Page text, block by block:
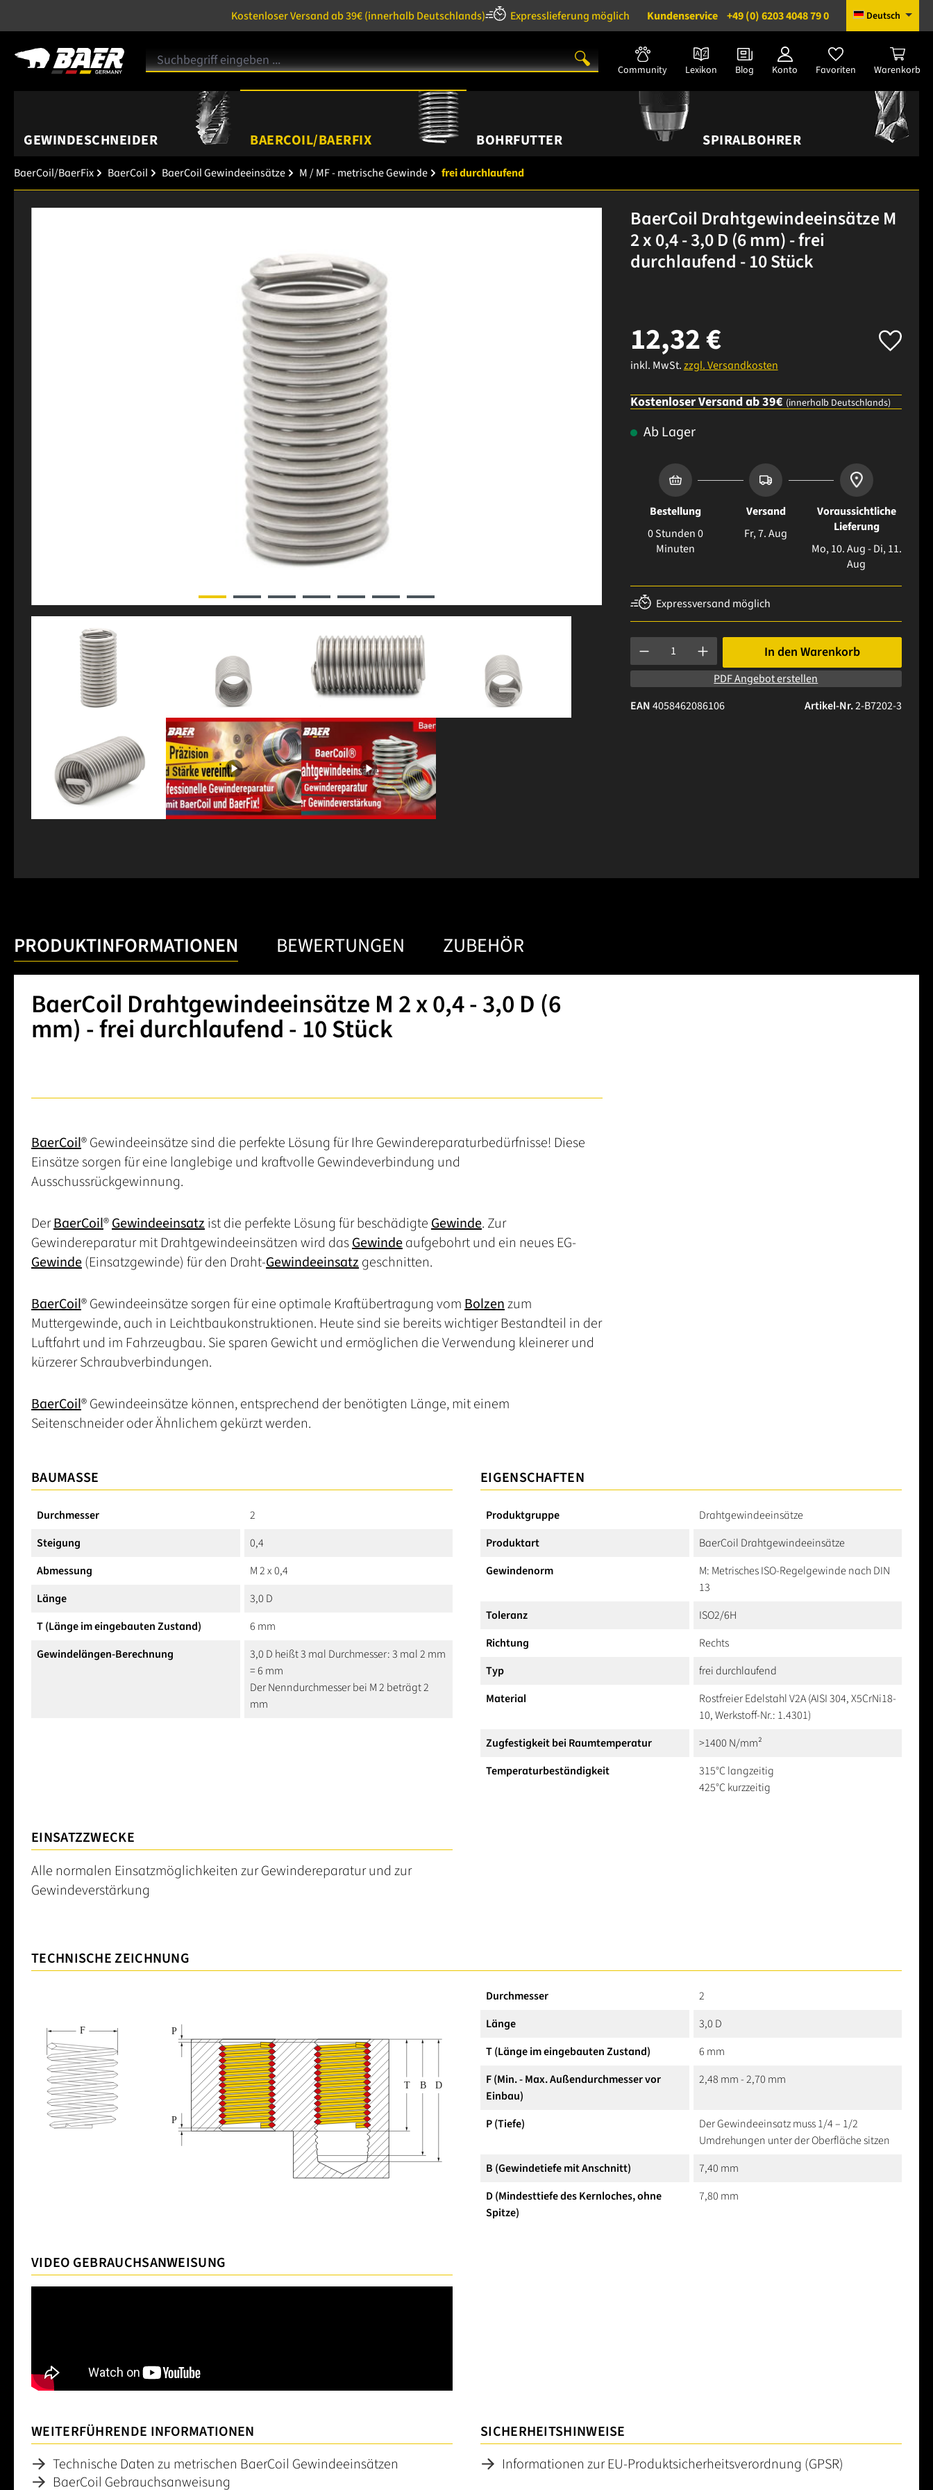
Kostenloser Versand ab 39€(innerhalb Deutschlands) Expresslieferung möglich Kundenservice +49 (0) 6203 4048 79 0 Deutsch
Community Lexikon Blog Konto Favoriten Warenkorb
GEWINDESCHNEIDER BAERCOIL/BAERFIX BOHRFUTTER SPIRALBOHRER
BaerCoil/BaerFix BaerCoil BaerCoil Gewindeeinsätze M / MF - metrische Gewinde frei durchlaufend
BaerCoil Drahtgewindeeinsätze M
2 x 0,4 - 3,0 D (6 mm) - frei
durchlaufend - 10 Stück
12,32 €
inkl. MwSt.zzgl. Versandkosten
Kostenloser Versand ab 39€ (innerhalb Deutschlands)
Ab Lager
Bestellung
0 Stunden 0
Minuten
Versand
Fr, 7. Aug
Voraussichtliche
Lieferung
Mo, 10. Aug - Di, 11.
Aug
Expressversand möglich
Produkt Anzahl: Gib den gewünschten Wert ein oder benutze
In den Warenkorb
PDF Angebot erstellen
Artikel-Nr.2-B7202-3
EAN4058462086106
PRODUKTINFORMATIONEN BEWERTUNGEN ZUBEHÖR
BaerCoil Drahtgewindeeinsätze M 2 x 0,4 - 3,0 D (6
mm) - frei durchlaufend - 10 Stück
BaerCoil® Gewindeeinsätze sind die perfekte Lösung für Ihre Gewindereparaturbedürfnisse! Diese
Einsätze sorgen für eine langlebige und kraftvolle Gewindeverbindung und
Ausschussrückgewinnung.
DerBaerCoil®Gewindeeinsatzist die perfekte Lösung für beschädigteGewinde. Zur
Gewindereparatur mit Drahtgewindeeinsätzen wird dasGewindeaufgebohrt und ein neues EG-
Gewinde(Einsatzgewinde) für den Draht-Gewindeeinsatzgeschnitten.
BaerCoil® Gewindeeinsätze sorgen für eine optimale Kraftübertragung vomBolzenzum
Muttergewinde, auch in Leichtbaukonstruktionen. Heute sind sie bereits wichtiger Bestandteil in der
Luftfahrt und im Fahrzeugbau. Sie sparen Gewicht und ermöglichen die Verwendung kleinerer und
kürzerer Schraubverbindungen.
BaerCoil® Gewindeeinsätze können, entsprechend der benötigten Länge, mit einem
Seitenschneider oder Ähnlichem gekürzt werden.
BAUMASSE
Durchmesser
2
Steigung
0,4
Abmessung
M 2 x 0,4
Länge
3,0 D
T (Länge im eingebauten Zustand)
6 mm
Gewindelängen-Berechnung
3,0 D heißt 3 mal Durchmesser: 3 mal 2 mm
= 6 mm
Der Nenndurchmesser bei M 2 beträgt 2
mm
EIGENSCHAFTEN
Produktgruppe
Drahtgewindeeinsätze
Produktart
BaerCoil Drahtgewindeeinsätze
Gewindenorm
M: Metrisches ISO-Regelgewinde nach DIN
13
Toleranz
ISO2/6H
Richtung
Rechts
Typ
frei durchlaufend
Material
Rostfreier Edelstahl V2A (AISI 304, X5CrNi18-
10, Werkstoff-Nr.: 1.4301)
Zugfestigkeit bei Raumtemperatur
>1400 N/mm²
Temperaturbeständigkeit
315°C langzeitig
425°C kurzzeitig
EINSATZZWECKE
Alle normalen Einsatzmöglichkeiten zur Gewindereparatur und zur
Gewindeverstärkung
TECHNISCHE ZEICHNUNG
Durchmesser
2
Länge
3,0 D
T (Länge im eingebauten Zustand)
6 mm
F (Min. - Max. Außendurchmesser vor
Einbau)
2,48 mm - 2,70 mm
P (Tiefe)
Der Gewindeeinsatz muss 1/4 – 1/2
Umdrehungen unter der Oberfläche sitzen
B (Gewindetiefe mit Anschnitt)
7,40 mm
D (Mindesttiefe des Kernloches, ohne
Spitze)
7,80 mm
VIDEO GEBRAUCHSANWEISUNG
WEITERFÜHRENDE INFORMATIONEN
Technische Daten zu metrischen BaerCoil Gewindeeinsätzen
BaerCoil Gebrauchsanweisung
SICHERHEITSHINWEISE
Informationen zur EU-Produktsicherheitsverordnung (GPSR)